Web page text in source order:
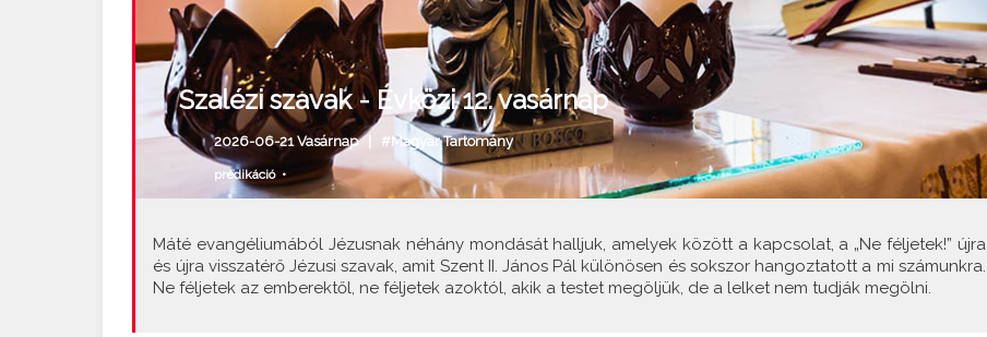
Szalézi szavak - Évközi 12. vasárnap
2026-06-21 Vasárnap | #Magyar Tartomány
prédikáció•
Máté evangéliumából Jézusnak néhány mondását halljuk, amelyek között a kapcsolat, a „Ne féljetek!” újra
és újra visszatérő Jézusi szavak, amit Szent II. János Pál különösen és sokszor hangoztatott a mi számunkra.
Ne féljetek az emberektől, ne féljetek azoktól, akik a testet megöljük, de a lelket nem tudják megölni.